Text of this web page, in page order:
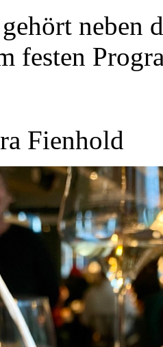
neben
festen
Fienhold